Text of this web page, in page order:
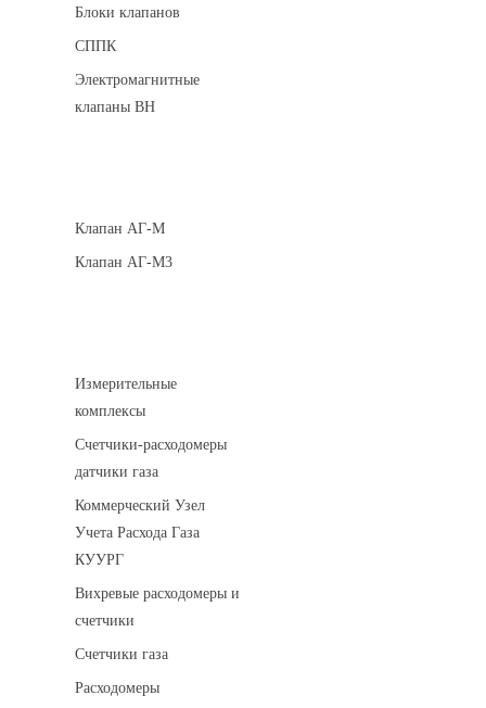
Блоки клапанов
СППК
Электромагнитные
клапаны ВН
Клапан АГ-М
Клапан АГ-М3
Измерительные
комплексы
Счетчики-расходомеры
датчики газа
Коммерческий Узел
Учета Расхода Газа
КУУРГ
Вихревые расходомеры и
счетчики
Счетчики газа
Расходомеры